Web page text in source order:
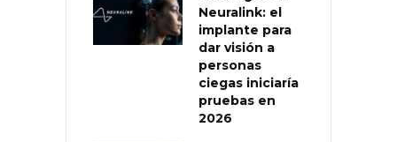
Neuralink: el
implante para
dar visión a
personas
ciegas iniciaría
pruebas en
2026